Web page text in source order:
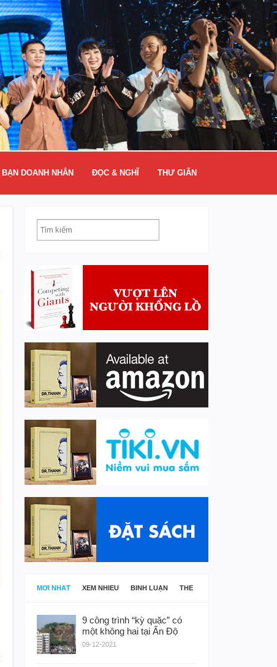
BẠN DOANH NHÂN ĐỌC & NGHĨ THƯ GIÃN
MỚI NHẤT XEM NHIỀU BÌNH LUẬN THẺ
9 công trình “kỳ quặc” có
một không hai tại Ấn Độ
09-12-2021